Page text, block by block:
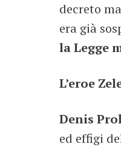
decreto
era già
la Legge
L’eroe
Denis
ed effigi